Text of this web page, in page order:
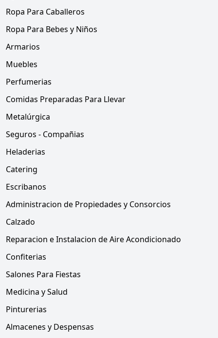
Ropa Para Caballeros
Ropa Para Bebes y Niños
Armarios
Muebles
Perfumerias
Comidas Preparadas Para Llevar
Metalúrgica
Seguros - Compañias
Heladerias
Catering
Escribanos
Administracion de Propiedades y Consorcios
Calzado
Reparacion e Instalacion de Aire Acondicionado
Confiterias
Salones Para Fiestas
Medicina y Salud
Pinturerias
Almacenes y Despensas